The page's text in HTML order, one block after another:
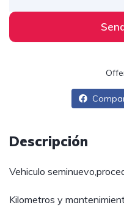
Descripción
Vehiculo
Kilometros y